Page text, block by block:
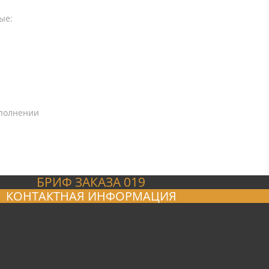
БРИФ ЗАКАЗА 019
КОНТАКТНАЯ ИНФОРМАЦИЯ